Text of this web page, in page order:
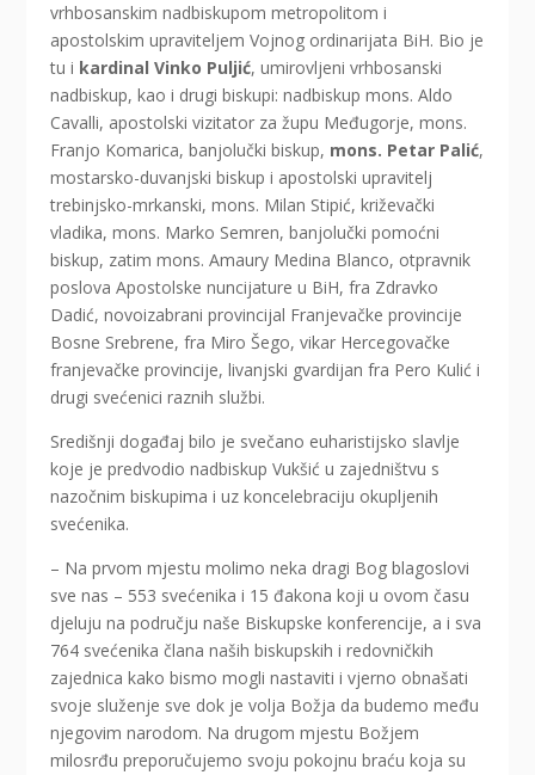
vrhbosanskim nadbiskupom metropolitom i
apostolskim upraviteljem Vojnog ordinarijata BiH. Bio je
tu i kardinal Vinko Puljić, umirovljeni vrhbosanski
nadbiskup, kao i drugi biskupi: nadbiskup mons. Aldo
Cavalli, apostolski vizitator za župu Međugorje, mons.
Franjo Komarica, banjolučki biskup, mons. Petar Palić,
mostarsko-duvanjski biskup i apostolski upravitelj
trebinjsko-mrkanski, mons. Milan Stipić, križevački
vladika, mons. Marko Semren, banjolučki pomoćni
biskup, zatim mons. Amaury Medina Blanco, otpravnik
poslova Apostolske nuncijature u BiH, fra Zdravko
Dadić, novoizabrani provincijal Franjevačke provincije
Bosne Srebrene, fra Miro Šego, vikar Hercegovačke
franjevačke provincije, livanjski gvardijan fra Pero Kulić i
drugi svećenici raznih službi.
Središnji događaj bilo je svečano euharistijsko slavlje
koje je predvodio nadbiskup Vukšić u zajedništvu s
nazočnim biskupima i uz koncelebraciju okupljenih
svećenika.
– Na prvom mjestu molimo neka dragi Bog blagoslovi
sve nas – 553 svećenika i 15 đakona koji u ovom času
djeluju na području naše Biskupske konferencije, a i sva
764 svećenika člana naših biskupskih i redovničkih
zajednica kako bismo mogli nastaviti i vjerno obnašati
svoje služenje sve dok je volja Božja da budemo među
njegovim narodom. Na drugom mjestu Božjem
milosrđu preporučujemo svoju pokojnu braću koja su